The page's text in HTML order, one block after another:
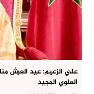
علي الزعيم: عيد العرش
العلوي المجيد